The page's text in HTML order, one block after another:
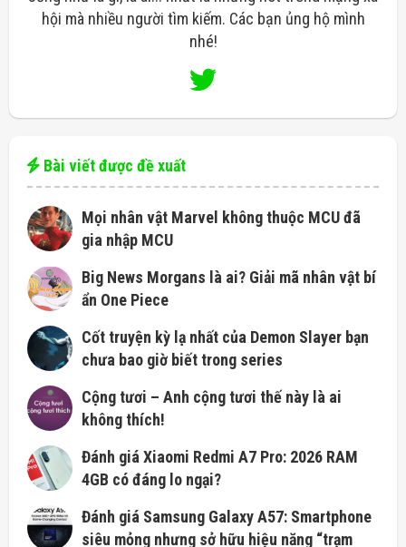
hội mà nhiều người tìm kiếm. Các bạn ủng hộ mình
nhé!
Bài viết được đề xuất
Mọi nhân vật Marvel không thuộc MCU đã
gia nhập MCU
Big News Morgans là ai? Giải mã nhân vật bí
ẩn One Piece
Cốt truyện kỳ ​​lạ nhất của Demon Slayer bạn
chưa bao giờ biết trong series
Cộng tươi – Anh cộng tươi thế này là ai
không thích!
Đánh giá Xiaomi Redmi A7 Pro: 2026 RAM
4GB có đáng lo ngại?
Đánh giá Samsung Galaxy A57: Smartphone
siêu mỏng nhưng sở hữu hiệu năng “trạm